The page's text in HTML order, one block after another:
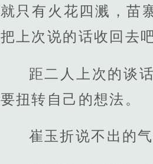
就只有火花四溅，苗
把上次说的话收回去
距二人上次的谈
要扭转自己的想法。
崔玉折说不出的